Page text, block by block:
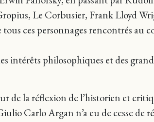
Le Corbusier, Frank Lloyd
ces personnages rencontrés au
intérêts philosophiques et des
de la réflexion de l’historien et
Carlo Argan n’a eu de cesse de